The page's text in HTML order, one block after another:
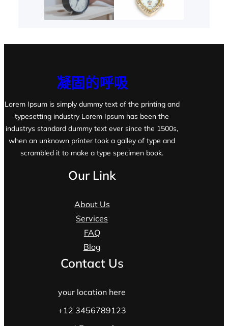
凝固的呼吸
Lorem Ipsum is simply dummy text of the printing and
typesetting industry Lorem Ipsum has been the
industrys standard dummy text ever since the 1500s,
when an unknown printer took a galley of type and
scrambled it to make a type specimen book.
Our Link
About Us
Services
FAQ
Blog
Contact Us
your location here
+12 3456789123